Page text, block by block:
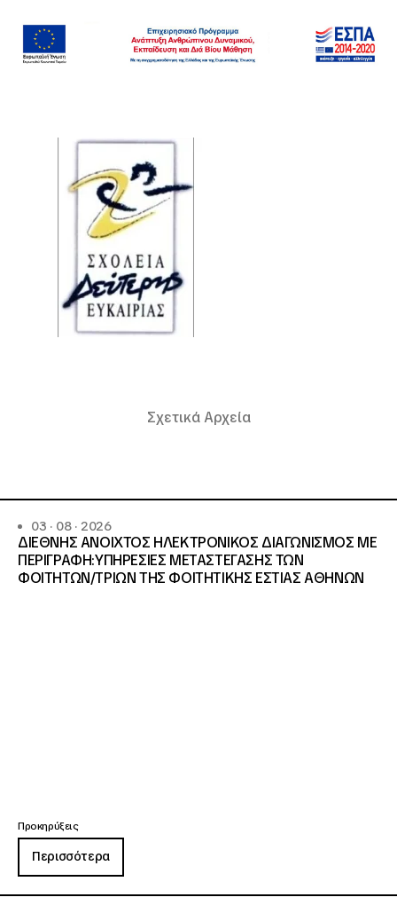
Σχετικά Αρχεία
03 · 08 · 2026
ΔΙΕΘΝΗΣ ΑΝΟΙΧΤΟΣ ΗΛΕΚΤΡΟΝΙΚΟΣ ΔΙΑΓΩΝΙΣΜΟΣ ΜΕ
ΠΕΡΙΓΡΑΦΗ:ΥΠΗΡΕΣΙΕΣ METAΣΤΕΓΑΣΗΣ ΤΩΝ
ΦΟΙΤΗΤΩΝ/ΤΡΙΩΝ ΤΗΣ ΦΟΙΤΗΤΙΚΗΣ ΕΣΤΙΑΣ ΑΘΗΝΩΝ
Προκηρύξεις
Περισσότερα